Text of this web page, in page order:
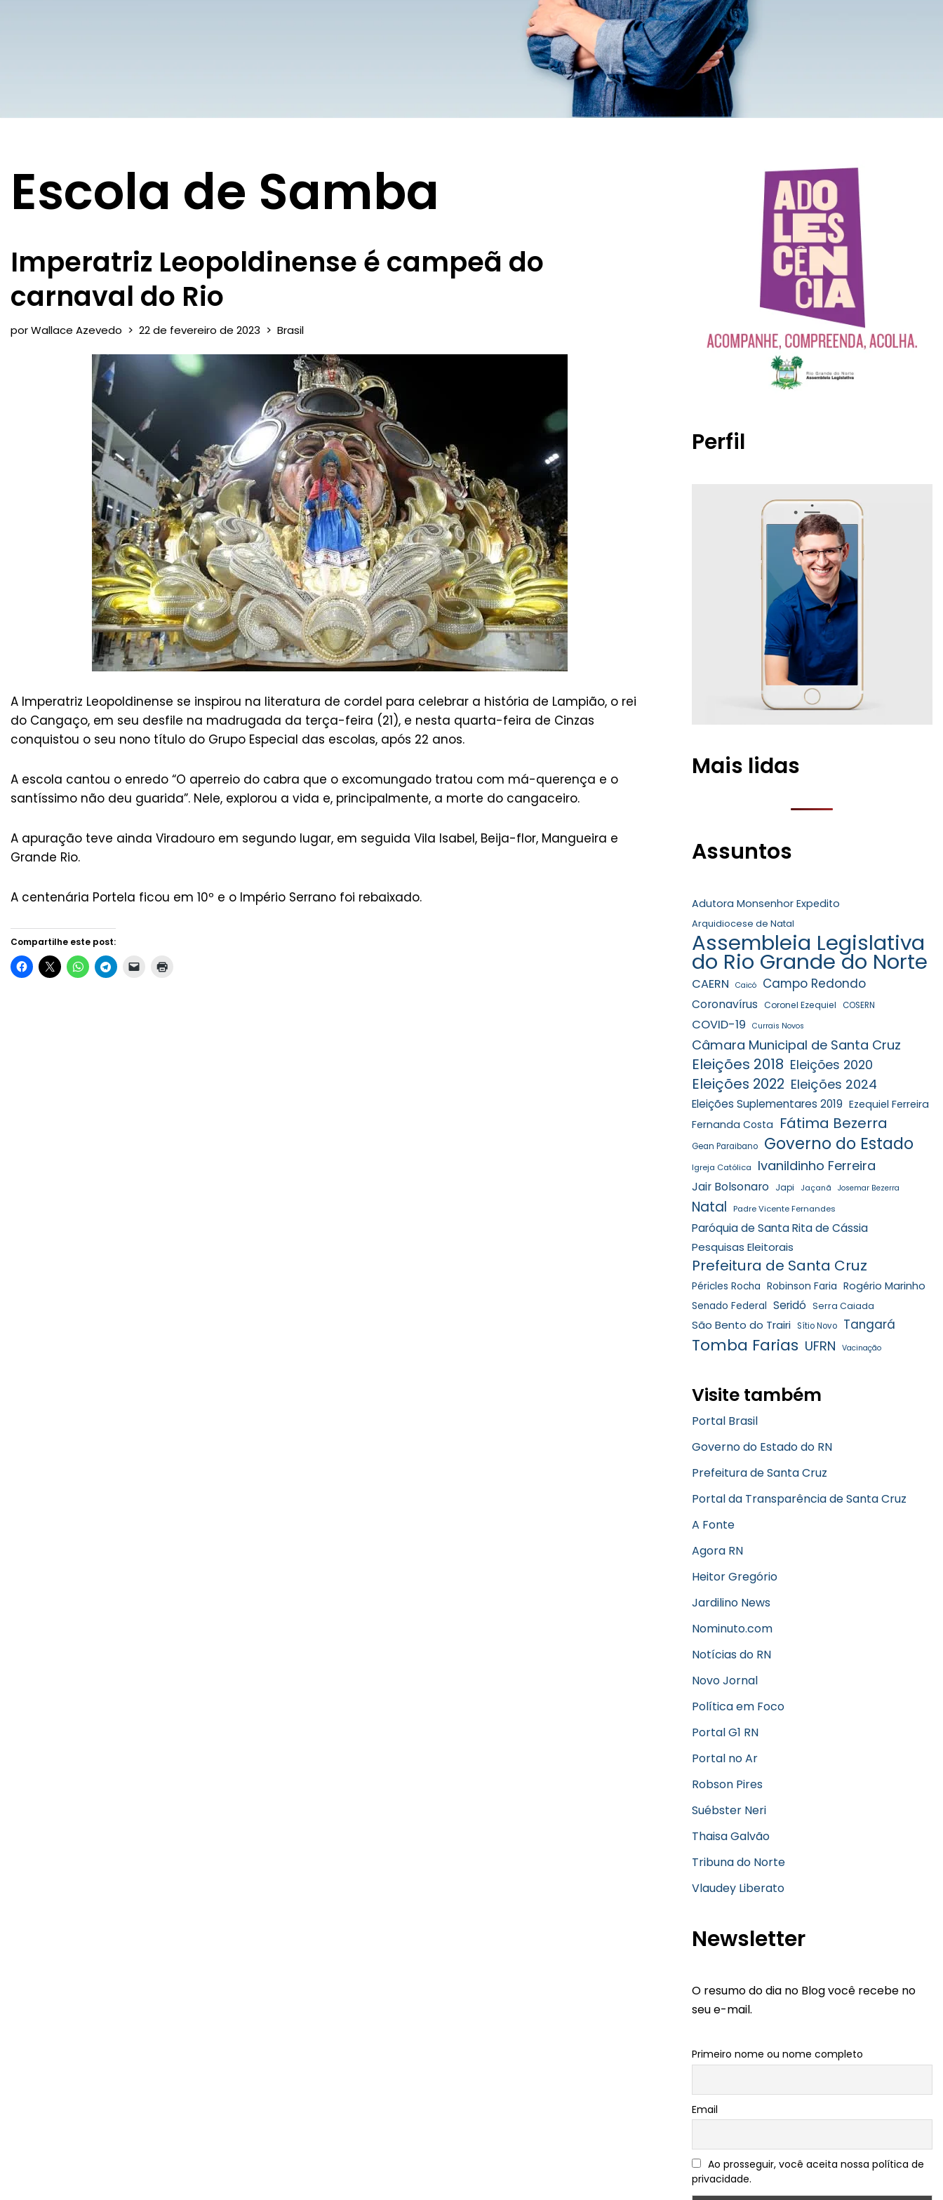
Escola de Samba
Imperatriz Leopoldinense é campeã do
carnaval do Rio
porWallace Azevedo 22 de fevereiro de 2023 Brasil
A Imperatriz Leopoldinense se inspirou na literatura de cordel para celebrar a história de Lampião, o rei
do Cangaço, em seu desfile na madrugada da terça-feira (21), e nesta quarta-feira de Cinzas
conquistou o seu nono título do Grupo Especial das escolas, após 22 anos.
A escola cantou o enredo “O aperreio do cabra que o excomungado tratou com má-querença e o
santíssimo não deu guarida”. Nele, explorou a vida e, principalmente, a morte do cangaceiro.
A apuração teve ainda Viradouro em segundo lugar, em seguida Vila Isabel, Beija-flor, Mangueira e
Grande Rio.
A centenária Portela ficou em 10º e o Império Serrano foi rebaixado.
Compartilhe este post:
Perfil
Mais lidas
Assuntos
Adutora Monsenhor Expedito
Arquidiocese de Natal
Assembleia Legislativa
do Rio Grande do Norte
CAERN Caicó Campo Redondo
Coronavírus Coronel Ezequiel COSERN
COVID-19 Currais Novos
Câmara Municipal de Santa Cruz
Eleições 2018 Eleições 2020
Eleições 2022 Eleições 2024
Eleições Suplementares 2019 Ezequiel Ferreira
Fernanda Costa Fátima Bezerra
Gean Paraibano Governo do Estado
Igreja Católica Ivanildinho Ferreira
Jair Bolsonaro Japi Jaçanã Josemar Bezerra
Natal Padre Vicente Fernandes
Paróquia de Santa Rita de Cássia
Pesquisas Eleitorais
Prefeitura de Santa Cruz
Péricles Rocha Robinson Faria Rogério Marinho
Senado Federal Seridó Serra Caiada
São Bento do Trairi Sítio Novo Tangará
Tomba Farias UFRN Vacinação
Visite também
Portal Brasil
Governo do Estado do RN
Prefeitura de Santa Cruz
Portal da Transparência de Santa Cruz
A Fonte
Agora RN
Heitor Gregório
Jardilino News
Nominuto.com
Notícias do RN
Novo Jornal
Política em Foco
Portal G1 RN
Portal no Ar
Robson Pires
Suébster Neri
Thaisa Galvão
Tribuna do Norte
Vlaudey Liberato
Newsletter
O resumo do dia no Blog você recebe no
seu e-mail.
Primeiro nome ou nome completo
Email
Ao prosseguir, você aceita nossa política de
privacidade.